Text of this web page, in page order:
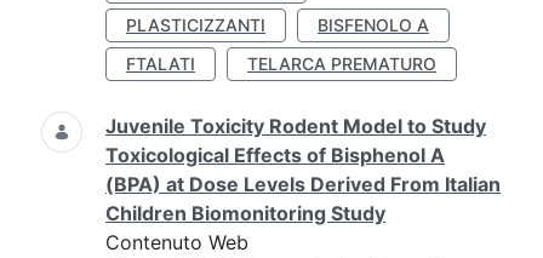
PLASTICIZZANTI
BISFENOLO A
FTALATI
TELARCA PREMATURO
Juvenile Toxicity Rodent Model to Study
Toxicological Effects of Bisphenol A
(BPA) at Dose Levels Derived From Italian
Children Biomonitoring Study
Contenuto Web